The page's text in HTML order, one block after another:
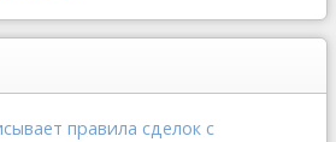
правила сделок с